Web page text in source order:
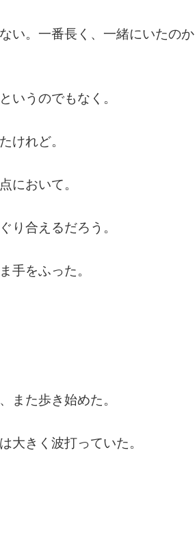
。一番長く、一緒にいたのか
うのでもなく。
れど。
おいて。
合えるだろう。
をふった。
た歩き始めた。
きく波打っていた。